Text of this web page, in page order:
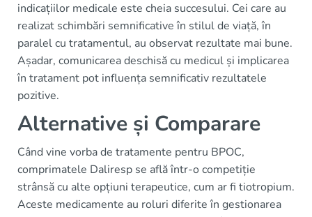
indicațiilor medicale este cheia succesului. Cei care au
realizat schimbări semnificative în stilul de viață, în
paralel cu tratamentul, au observat rezultate mai bune.
Așadar, comunicarea deschisă cu medicul și implicarea
în tratament pot influența semnificativ rezultatele
pozitive.
Alternative și Comparare
Când vine vorba de tratamente pentru BPOC,
comprimatele Daliresp se află într-o competiție
strânsă cu alte opțiuni terapeutice, cum ar fi tiotropium.
Aceste medicamente au roluri diferite în gestionarea